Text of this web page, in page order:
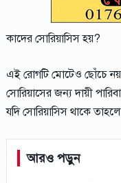
কাদের সোরিয়াসিস হয়?
এই রোগটি মোটেও ছোঁচে
সোরিয়াসের জন্য দায়ী
যদি সোরিয়াসিস থাকে
আরও পড়ুন